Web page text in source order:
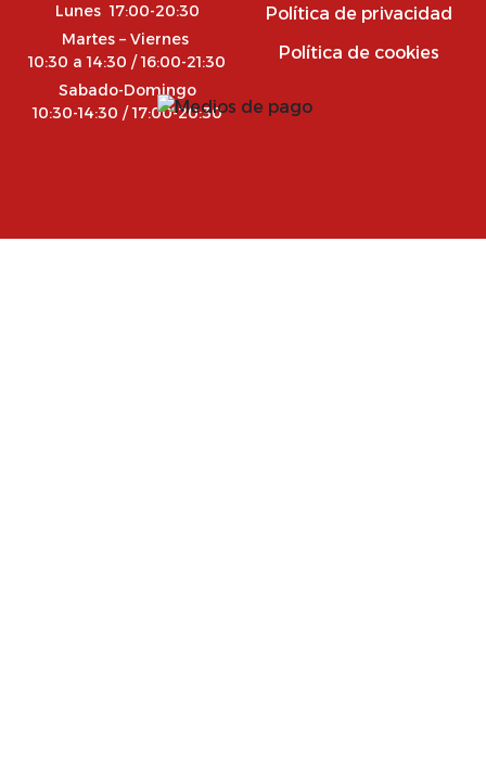
Lunes 17:00-20:30
Martes – Viernes
10:30 a 14:30 / 16:00-21:30
Sabado-Domingo
10:30-14:30 / 17:00-20:30
Política de privacidad
Política de cookies